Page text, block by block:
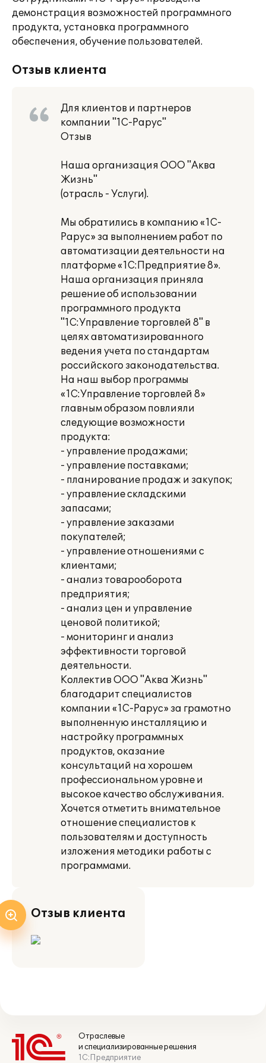
демонстрация возможностей программного
продукта, установка программного
обеспечения, обучение пользователей.
Отзыв клиента
Для клиентов и партнеров
компании "1С-Рарус"
Отзыв
Наша организация ООО "Аква
Жизнь"
(отрасль - Услуги).
Мы обратились в компанию «1С-
Рарус» за выполнением работ по
автоматизации деятельности на
платформе «1С:Предприятие 8».
Наша организация приняла
решение об использовании
программного продукта
"1С:Управление торговлей 8" в
целях автоматизированного
ведения учета по стандартам
российского законодательства.
На наш выбор программы
«1С:Управление торговлей 8»
главным образом повлияли
следующие возможности
продукта:
- управление продажами;
- управление поставками;
- планирование продаж и закупок;
- управление складскими
запасами;
- управление заказами
покупателей;
- управление отношениями с
клиентами;
- анализ товарооборота
предприятия;
- анализ цен и управление
ценовой политикой;
- мониторинг и анализ
эффективности торговой
деятельности.
Коллектив ООО "Аква Жизнь"
благодарит специалистов
компании «1С-Рарус» за грамотно
выполненную инсталляцию и
настройку программных
продуктов, оказание
консультаций на хорошем
профессиональном уровне и
высокое качество обслуживания.
Хочется отметить внимательное
отношение специалистов к
пользователям и доступность
изложения методики работы с
программами.
Отзыв клиента
Отраслевые
и специализированные решения
1С:Предприятие